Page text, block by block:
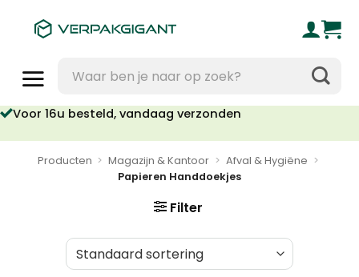
naar:
Voor 16u besteld, vandaag verzonden
Producten > Magazijn & Kantoor > Afval & Hygiëne >
Papieren Handdoekjes
Filter